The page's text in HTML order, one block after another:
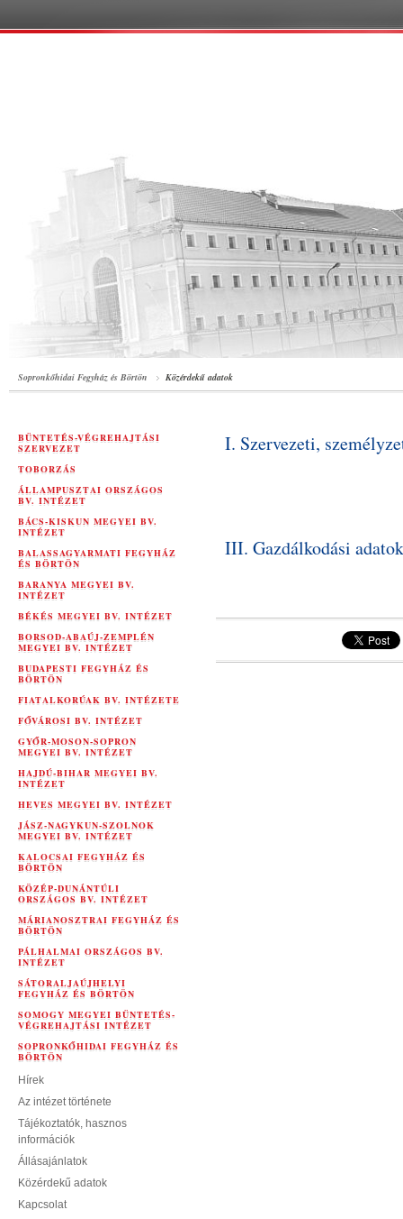
Sopronkőhidai Fegyház és Börtön Közérdekű adatok
BÜNTETÉS-VÉGREHAJTÁSI
SZERVEZET
TOBORZÁS
ÁLLAMPUSZTAI ORSZÁGOS
BV. INTÉZET
BÁCS-KISKUN MEGYEI BV.
INTÉZET
BALASSAGYARMATI FEGYHÁZ
ÉS BÖRTÖN
BARANYA MEGYEI BV.
INTÉZET
BÉKÉS MEGYEI BV. INTÉZET
BORSOD-ABAÚJ-ZEMPLÉN
MEGYEI BV. INTÉZET
BUDAPESTI FEGYHÁZ ÉS
BÖRTÖN
FIATALKORÚAK BV. INTÉZETE
FŐVÁROSI BV. INTÉZET
GYŐR-MOSON-SOPRON
MEGYEI BV. INTÉZET
HAJDÚ-BIHAR MEGYEI BV.
INTÉZET
HEVES MEGYEI BV. INTÉZET
JÁSZ-NAGYKUN-SZOLNOK
MEGYEI BV. INTÉZET
KALOCSAI FEGYHÁZ ÉS
BÖRTÖN
KÖZÉP-DUNÁNTÚLI
ORSZÁGOS BV. INTÉZET
MÁRIANOSZTRAI FEGYHÁZ ÉS
BÖRTÖN
PÁLHALMAI ORSZÁGOS BV.
INTÉZET
SÁTORALJAÚJHELYI
FEGYHÁZ ÉS BÖRTÖN
SOMOGY MEGYEI BÜNTETÉS-
VÉGREHAJTÁSI INTÉZET
SOPRONKŐHIDAI FEGYHÁZ ÉS
BÖRTÖN
Hírek
Az intézet története
Tájékoztatók, hasznos
információk
Állásajánlatok
Közérdekű adatok
Kapcsolat
I. Szervezeti,
III. Gazdálkodási adatok